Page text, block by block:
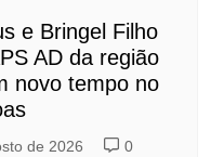
e Bringel Filho
AD da região
novo tempo no
de 2026 0